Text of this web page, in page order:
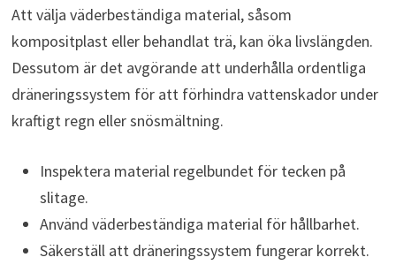
Att välja väderbeständiga material, såsom
kompositplast eller behandlat trä, kan öka livslängden.
Dessutom är det avgörande att underhålla ordentliga
dräneringssystem för att förhindra vattenskador under
kraftigt regn eller snösmältning.
Inspektera material regelbundet för tecken på
slitage.
Använd väderbeständiga material för hållbarhet.
Säkerställ att dräneringssystem fungerar korrekt.